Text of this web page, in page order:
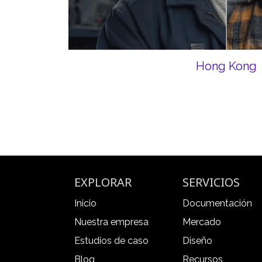
Hong Kong
EXPLORAR
Inicio
Nuestra empresa
Estudios de caso
Blog
SERVICIOS
Documentación
Mercado
Diseño
Recursos